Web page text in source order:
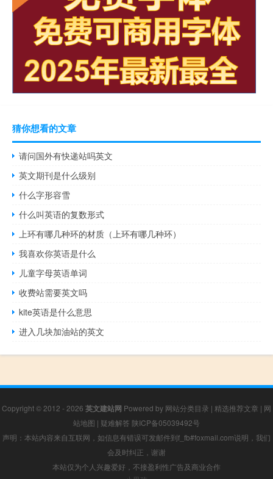
猜你想看的文章
请问国外有快递站吗英文
英文期刊是什么级别
什么字形容雪
什么叫英语的复数形式
上环有哪几种环的材质（上环有哪几种环）
我喜欢你英语是什么
儿童字母英语单词
收费站需要英文吗
kite英语是什么意思
进入几块加油站的英文
Copyright © 2012 - 2026 英文建站网 Powered by 网站分类目录 | 精选推荐文章 | 网
站地图 | 疑难解答 陕ICP备05039492号
声明：本站内容来自互联网，如信息有错误可发邮件到f_fb#foxmail.com说明，我们
会及时纠正，谢谢
本站仅为个人兴趣爱好，不接盈利性广告及商业合作